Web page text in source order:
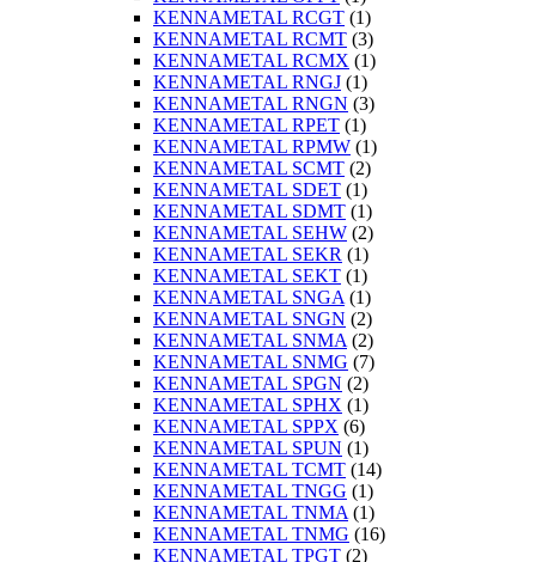
KENNAMETAL RCGT (1)
KENNAMETAL RCMT (3)
KENNAMETAL RCMX (1)
KENNAMETAL RNGJ (1)
KENNAMETAL RNGN (3)
KENNAMETAL RPET (1)
KENNAMETAL RPMW (1)
KENNAMETAL SCMT (2)
KENNAMETAL SDET (1)
KENNAMETAL SDMT (1)
KENNAMETAL SEHW (2)
KENNAMETAL SEKR (1)
KENNAMETAL SEKT (1)
KENNAMETAL SNGA (1)
KENNAMETAL SNGN (2)
KENNAMETAL SNMA (2)
KENNAMETAL SNMG (7)
KENNAMETAL SPGN (2)
KENNAMETAL SPHX (1)
KENNAMETAL SPPX (6)
KENNAMETAL SPUN (1)
KENNAMETAL TCMT (14)
KENNAMETAL TNGG (1)
KENNAMETAL TNMA (1)
KENNAMETAL TNMG (16)
KENNAMETAL TPGT (2)